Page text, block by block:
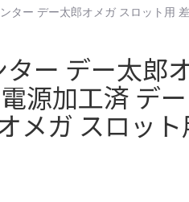
ター デー太郎オメガ スロット用
ー デー太郎
源加工済 デ
メガ スロット